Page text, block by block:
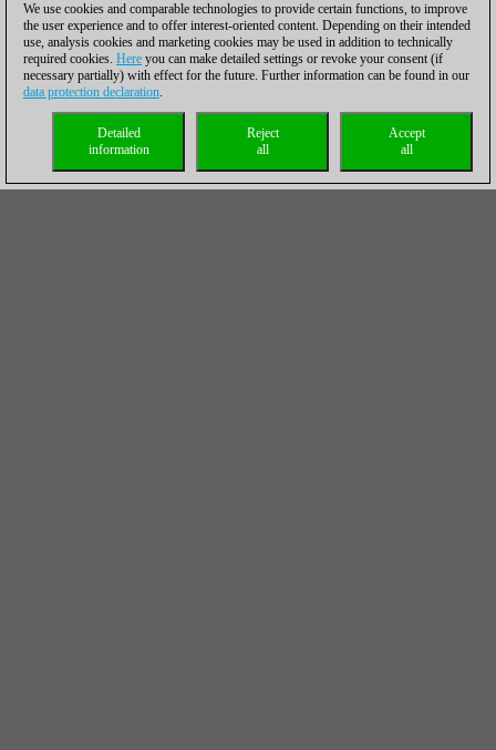
We use cookies and comparable technologies to provide certain functions, to improve
the user experience and to offer interest-oriented content. Depending on their intended
use, analysis cookies and marketing cookies may be used in addition to technically
required cookies. Here you can make detailed settings or revoke your consent (if
necessary partially) with effect for the future. Further information can be found in our
data protection declaration.
Accept
all
Reject
all
Detailed
information